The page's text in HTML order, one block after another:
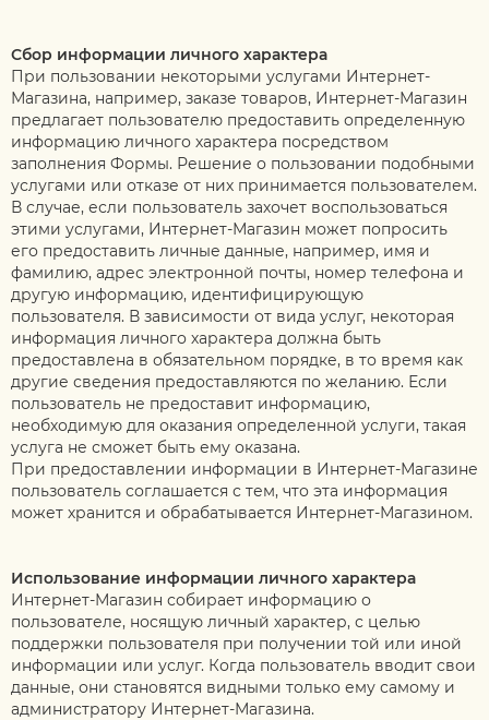
Сбор информации личного характера
При пользовании некоторыми услугами Интернет-
Магазина, например, заказе товаров, Интернет-Магазин
предлагает пользователю предоставить определенную
информацию личного характера посредством
заполнения Формы. Решение о пользовании подобными
услугами или отказе от них принимается пользователем.
В случае, если пользователь захочет воспользоваться
этими услугами, Интернет-Магазин может попросить
его предоставить личные данные, например, имя и
фамилию, адрес электронной почты, номер телефона и
другую информацию, идентифицирующую
пользователя. В зависимости от вида услуг, некоторая
информация личного характера должна быть
предоставлена в обязательном порядке, в то время как
другие сведения предоставляются по желанию. Если
пользователь не предоставит информацию,
необходимую для оказания определенной услуги, такая
услуга не сможет быть ему оказана.
При предоставлении информации в Интернет-Магазине
пользователь соглашается с тем, что эта информация
может хранится и обрабатывается Интернет-Магазином.
Использование информации личного характера
Интернет-Магазин собирает информацию о
пользователе, носящую личный характер, с целью
поддержки пользователя при получении той или иной
информации или услуг. Когда пользователь вводит свои
данные, они становятся видными только ему самому и
администратору Интернет-Магазина.